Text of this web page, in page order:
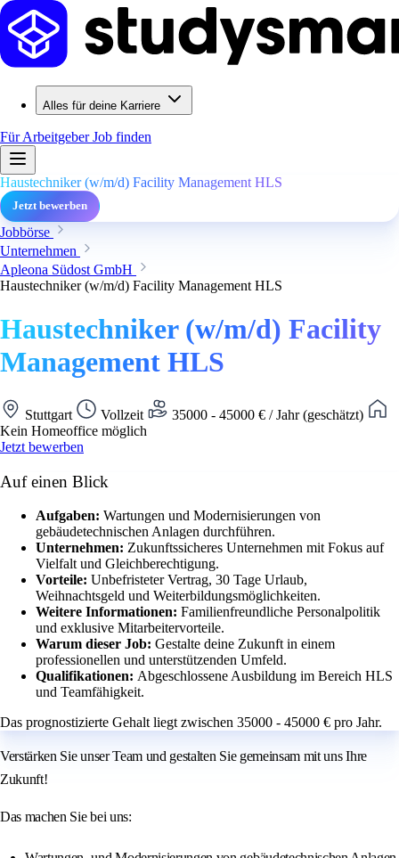
Alles für deine Karriere
Für ArbeitgeberJob finden
Haustechniker (w/m/d) Facility Management HLS
Jetzt bewerben
Jobbörse
Unternehmen
Apleona Südost GmbH
Haustechniker (w/m/d) Facility Management HLS
Haustechniker (w/m/d) Facility
Management HLS
Stuttgart Vollzeit
35000 - 45000 € / Jahr (geschätzt)
Kein Homeoffice möglich
Jetzt bewerben
Auf einen Blick
Aufgaben: Wartungen und Modernisierungen von
gebäudetechnischen Anlagen durchführen.
Unternehmen: Zukunftssicheres Unternehmen mit Fokus auf
Vielfalt und Gleichberechtigung.
Vorteile: Unbefristeter Vertrag, 30 Tage Urlaub,
Weihnachtsgeld und Weiterbildungsmöglichkeiten.
Weitere Informationen: Familienfreundliche Personalpolitik
und exklusive Mitarbeitervorteile.
Warum dieser Job: Gestalte deine Zukunft in einem
professionellen und unterstützenden Umfeld.
Qualifikationen: Abgeschlossene Ausbildung im Bereich HLS
und Teamfähigkeit.
Das prognostizierte Gehalt liegt zwischen 35000 - 45000 € pro Jahr.
Verstärken Sie unser Team und gestalten Sie gemeinsam mit uns Ihre
Zukunft!
Das machen Sie bei uns: